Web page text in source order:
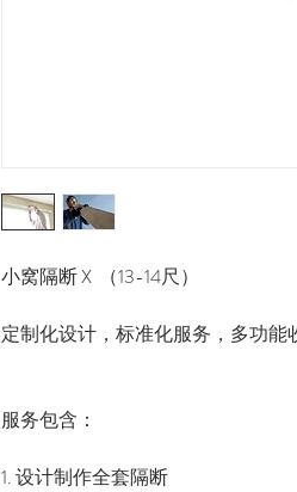
小窝隔断 X （13-14尺）
定制化设计，标准化服务，多功能
服务包含：
1. 设计制作全套隔断